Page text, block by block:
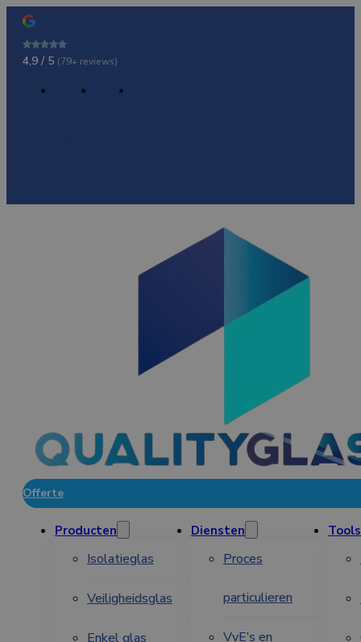
4,9 / 5 (79+ reviews)
Contact Offerte
Offerte
Producten
Isolatieglas
Veiligheidsglas
Enkel glas
Diensten
Proces
particulieren
VvE’s en
Tools